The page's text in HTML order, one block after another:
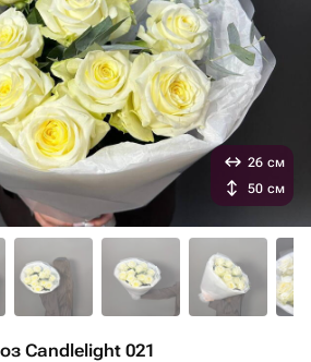
Candlelight 021
26 см
50 см